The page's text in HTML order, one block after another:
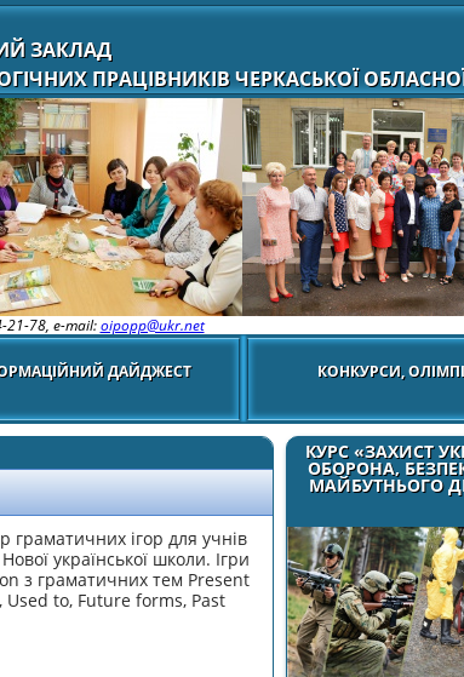
ЗАКЛАД
ПРАЦІВНИКІВ ЧЕРКАСЬКОЇ
21-78, e-mail:oipopp@ukr.net
ДАЙДЖЕСТ КОНКУРСИ,
КУРС «ЗАХИСТ
ОБОРОНА,
МАЙБУТНЬОГО
граматичних ігор для учнів
української школи. Ігри
з граматичних тем Present
to, Future forms, Past